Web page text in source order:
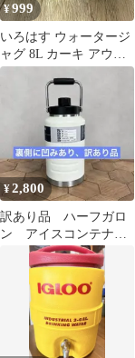
¥999
いろはす ウォータージ
ャグ 8L カーキ アウト
ドア 災害グッズ キャン
¥2,800
訳あり品 ハーフガロ
ン アイスコンテナ
アイスジャグ ウォー
タージャグ 水筒